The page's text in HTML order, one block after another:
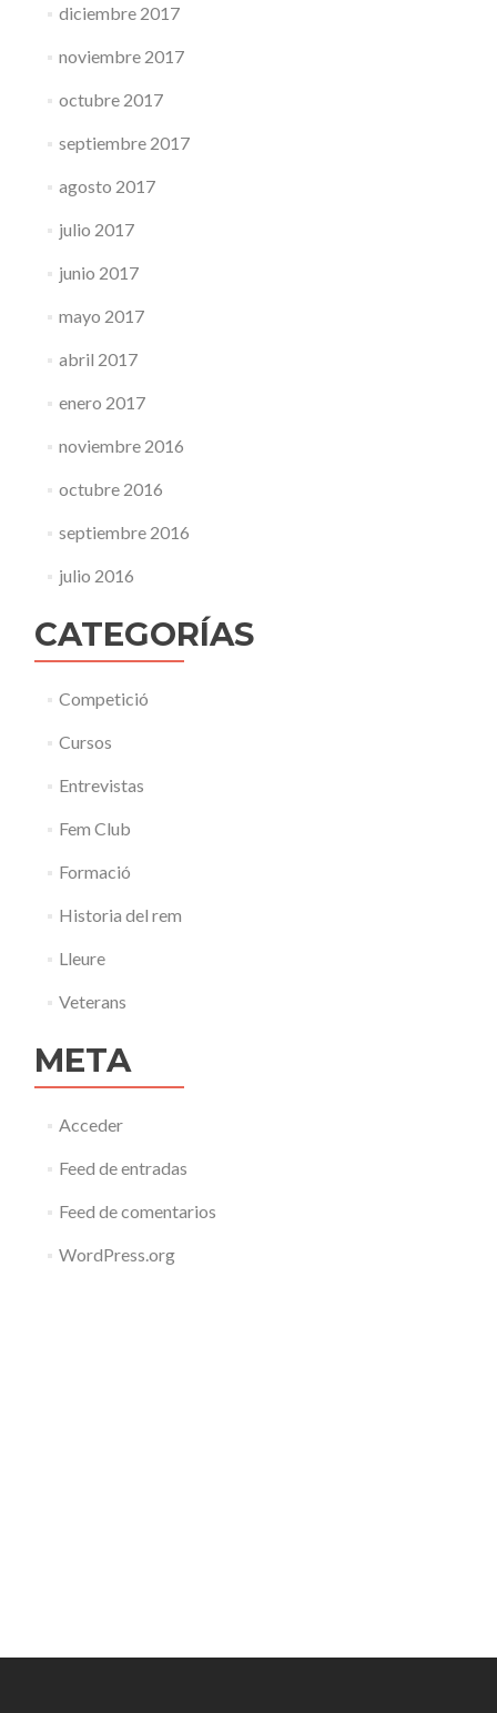
diciembre 2017
noviembre 2017
octubre 2017
septiembre 2017
agosto 2017
julio 2017
junio 2017
mayo 2017
abril 2017
enero 2017
noviembre 2016
octubre 2016
septiembre 2016
julio 2016
CATEGORÍAS
Competició
Cursos
Entrevistas
Fem Club
Formació
Historia del rem
Lleure
Veterans
META
Acceder
Feed de entradas
Feed de comentarios
WordPress.org